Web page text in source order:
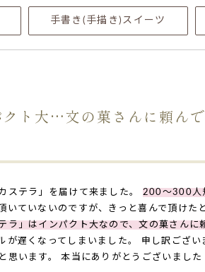
手書き(手描き)スイーツ
ト大…文の菓さんに頼ん
ステラ」を届けて来ました。 200〜300人
いていないのですが、きっと喜んで頂けた
ラ」はインパクト大なので、文の菓さん
が遅くなってしまいました。 申し訳ござ
思います。 本当にありがとうございまし